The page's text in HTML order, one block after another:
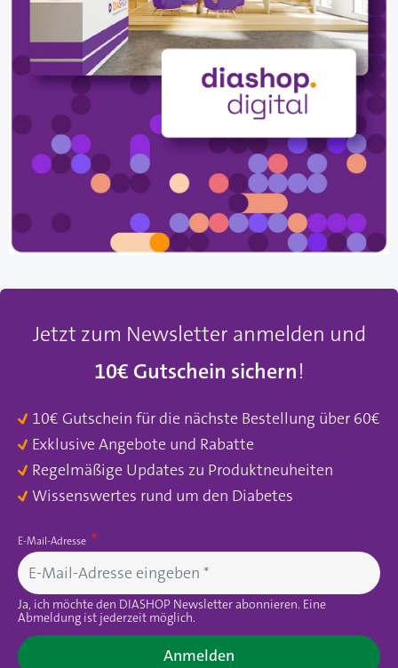
Jetzt zum Newsletter anmelden und
10€ Gutschein sichern!
10€ Gutschein für die nächste Bestellung über 60€
Exklusive Angebote und Rabatte
Regelmäßige Updates zu Produktneuheiten
Wissenswertes rund um den Diabetes
E-Mail-Adresse
Ja, ich möchte den DIASHOP Newsletter abonnieren. Eine
Abmeldung ist jederzeit möglich.
Anmelden